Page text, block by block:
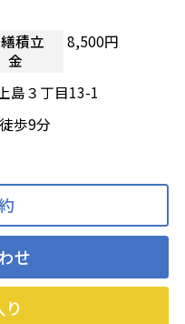
積立
金
8,500円
島３丁目13-1
歩9分
せ